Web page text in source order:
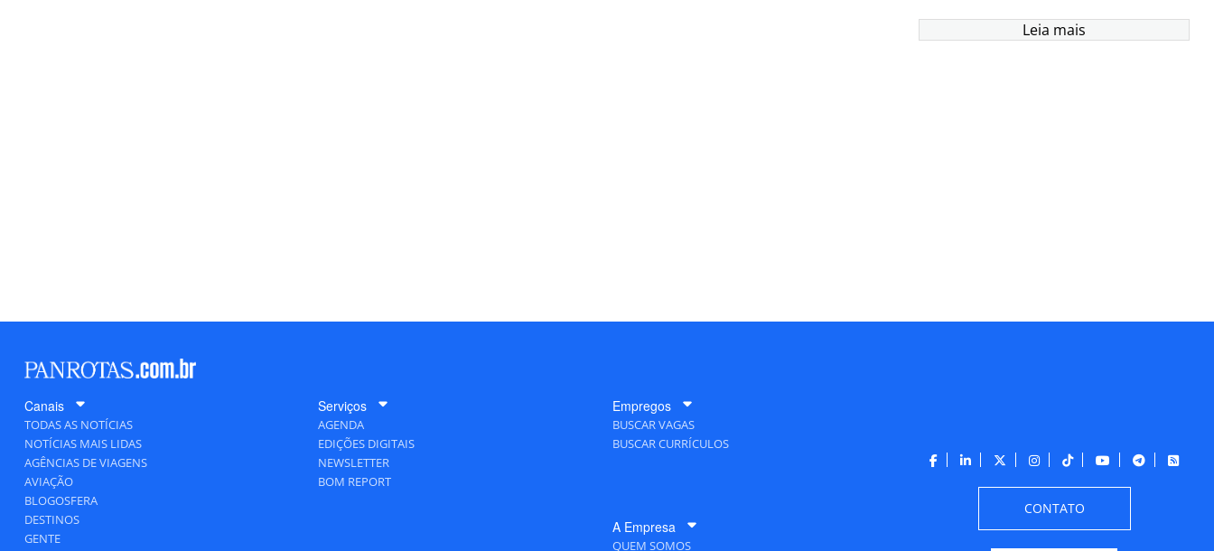
Leia mais
Canais
TODAS AS NOTÍCIAS
NOTÍCIAS MAIS LIDAS
AGÊNCIAS DE VIAGENS
AVIAÇÃO
BLOGOSFERA
DESTINOS
GENTE
Serviços
AGENDA
EDIÇÕES DIGITAIS
NEWSLETTER
BOM REPORT
Empregos
BUSCAR VAGAS
BUSCAR CURRÍCULOS
A Empresa
QUEM SOMOS
CONTATO